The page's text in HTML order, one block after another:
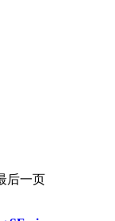
后一页